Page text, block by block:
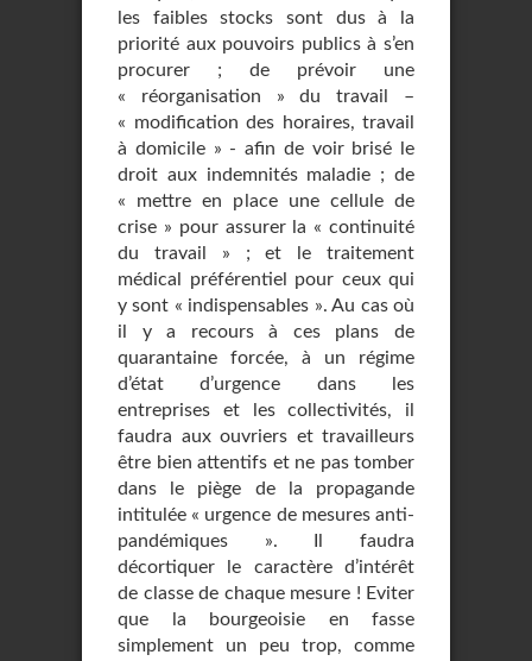
les faibles stocks sont dus à la
priorité aux pouvoirs publics à s’en
procurer ; de prévoir une
« réorganisation » du travail –
« modification des horaires, travail
à domicile » - afin de voir brisé le
droit aux indemnités maladie ; de
« mettre en place une cellule de
crise » pour assurer la « continuité
du travail » ; et le traitement
médical préférentiel pour ceux qui
y sont « indispensables ». Au cas où
il y a recours à ces plans de
quarantaine forcée, à un régime
d’état d’urgence dans les
entreprises et les collectivités, il
faudra aux ouvriers et travailleurs
être bien attentifs et ne pas tomber
dans le piège de la propagande
intitulée « urgence de mesures anti-
pandémiques ». Il faudra
décortiquer le caractère d’intérêt
de classe de chaque mesure ! Eviter
que la bourgeoisie en fasse
simplement un peu trop, comme